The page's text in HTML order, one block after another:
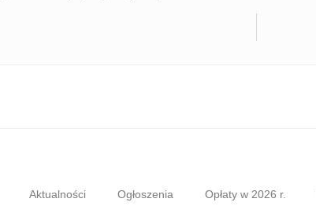
Aktualności Ogłoszenia Opłaty w 2026 r.